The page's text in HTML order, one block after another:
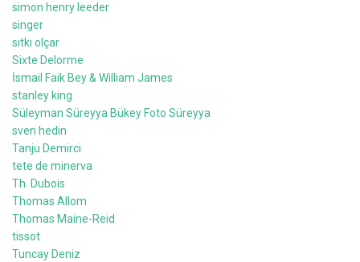
simon henry leeder
singer
sıtkı olçar
Sixte Delorme
İsmail Faik Bey & William James
stanley king
Süleyman Süreyya Bükey Foto Süreyya
sven hedin
Tanju Demirci
tete de minerva
Th. Dubois
Thomas Allom
Thomas Maine-Reid
tissot
Tuncay Deniz